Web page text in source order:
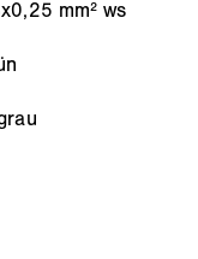
mm² ws